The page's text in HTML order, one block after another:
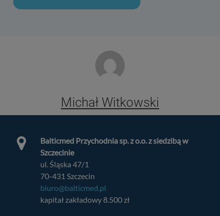
Michał Witkowski
Balticmed Przychodnia sp. z o.o. z siedzibą w
Szczecinie
ul. Śląska 47/1
70-431 Szczecin
biuro@balticmed.pl
kapitał zakładowy 8.500 zł